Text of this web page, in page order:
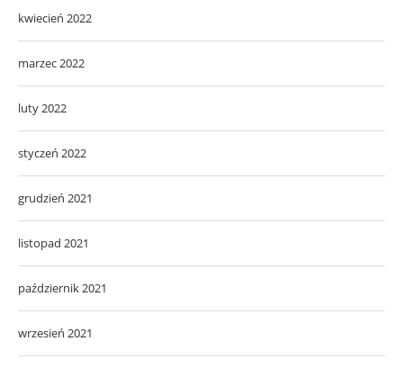
kwiecień 2022
marzec 2022
luty 2022
styczeń 2022
grudzień 2021
listopad 2021
październik 2021
wrzesień 2021